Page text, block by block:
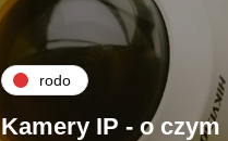
rodo
Kamery IP - o czym